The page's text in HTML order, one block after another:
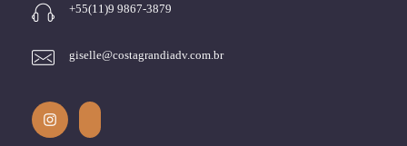
+55(11)9 9867-3879
giselle@costagrandiadv.com.br